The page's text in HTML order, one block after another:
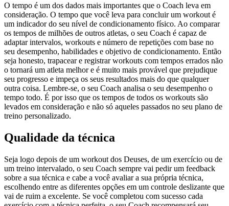
O tempo é um dos dados mais importantes que o Coach leva em
consideração. O tempo que você leva para concluir um workout é
um indicador do seu nível de condicionamento físico. Ao comparar
os tempos de milhões de outros atletas, o seu Coach é capaz de
adaptar intervalos, workouts e número de repetições com base no
seu desempenho, habilidades e objetivo de condicionamento. Então
seja honesto, trapacear e registrar workouts com tempos errados não
o tornará um atleta melhor e é muito mais provável que prejudique
seu progresso e impeça os seus resultados mais do que qualquer
outra coisa. Lembre-se, o seu Coach analisa o seu desempenho o
tempo todo. É por isso que os tempos de todos os workouts são
levados em consideração e não só aqueles passados no seu plano de
treino personalizado.
Qualidade da técnica
Seja logo depois de um workout dos Deuses, de um exercício ou de
um treino intervalado, o seu Coach sempre vai pedir um feedback
sobre a sua técnica e cabe a você avaliar a sua própria técnica,
escolhendo entre as diferentes opções em um controle deslizante que
vai de ruim a excelente. Se você completou com sucesso cada